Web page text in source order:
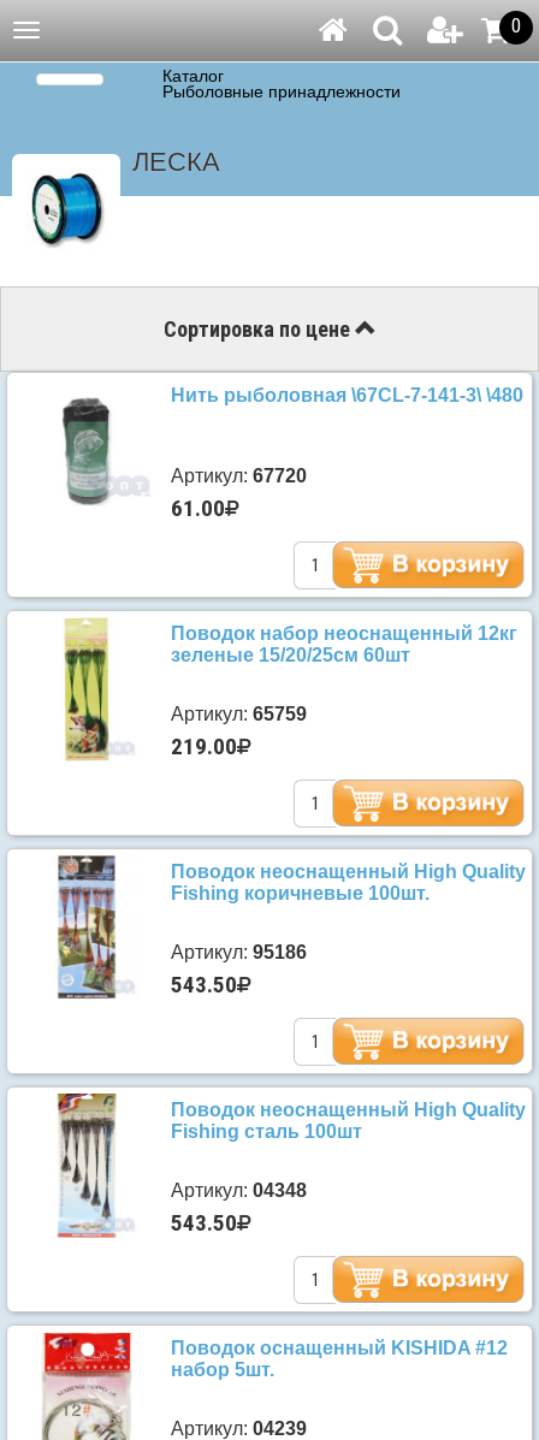
Навигация 0
Каталог
Рыболовные принадлежности
ЛЕСКА
Сортировка по цене
Нить рыболовная \67CL-7-141-3\ \480
Артикул: 67720
61.00
Поводок набор неоснащенный 12кг
зеленые 15/20/25см 60шт
Артикул: 65759
219.00
Поводок неоснащенный High Quality
Fishing коричневые 100шт.
Артикул: 95186
543.50
Поводок неоснащенный High Quality
Fishing сталь 100шт
Артикул: 04348
543.50
Поводок оснащенный KISHIDA #12
набор 5шт.
Артикул: 04239